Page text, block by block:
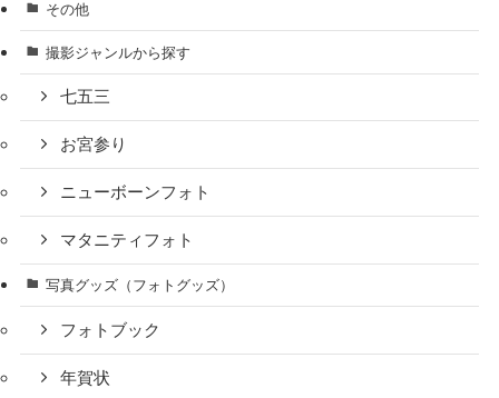
その他
撮影ジャンルから探す
七五三
お宮参り
ニューボーンフォト
マタニティフォト
写真グッズ（フォトグッズ）
フォトブック
年賀状